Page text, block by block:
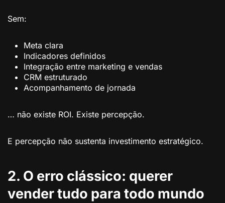
Sem:
Meta clara
Indicadores definidos
Integração entre marketing e vendas
CRM estruturado
Acompanhamento de jornada
… não existe ROI. Existe percepção.
E percepção não sustenta investimento estratégico.
2. O erro clássico: querer
vender tudo para todo mundo